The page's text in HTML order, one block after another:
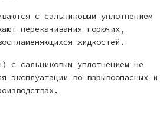
с сальниковым уплотнением
перекачивания горючих,
жидкостей.
с сальниковым уплотнением не
эксплуатации во взрывоопасных и